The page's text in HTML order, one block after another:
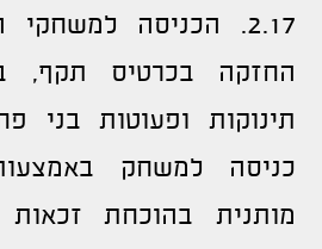
2.17. הכניסה
החזקה בכרטיס תקף,
כניסה למשחק
מותנית בהוכחת זכאות